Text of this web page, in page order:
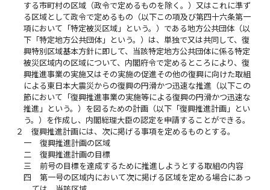
する市町村の区域（政令で定めるものを除く。）又はこれに準ず
る区域として政令で定めるもの（以下この項及び第四十六条第一
項において「特定被災区域」という。）である地方公共団体（以
下「特定地方公共団体」という。）は、単独で又は共同して、復
興特別区域基本方針に即して、当該特定地方公共団体に係る特定
被災区域内の区域について、内閣府令で定めるところにより、復
興推進事業の実施又はその実施の促進その他の復興に向けた取組
による東日本大震災からの復興の円滑かつ迅速な推進（以下この
節において「復興推進事業の実施等による復興の円滑かつ迅速な
推進」という。）を図るための計画（以下「復興推進計画」とい
う。）を作成し、内閣総理大臣の認定を申請することができる。
２
復興推進計画には、次に掲げる事項を定めるものとする。
一
復興推進計画の区域
二
復興推進計画の目標
三
前号の目標を達成するために推進しようとする取組の内容
四
第一号の区域内において次に掲げる区域を定める場合にあっ